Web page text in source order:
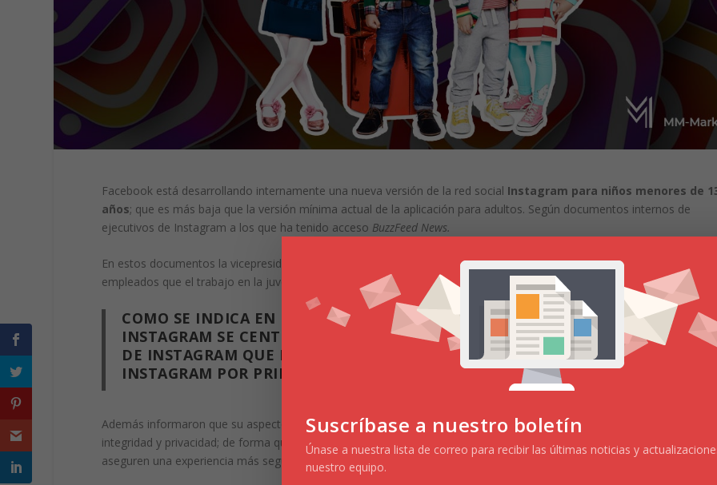
Facebook está desarrollando internamente una nueva versión de la red social Instagram para niños menores de
años; que es más baja que la versión mínima actual de la aplicación para adultos. Según documentos internos de
ejecutivos de Instagram a los que ha tenido acceso BuzzFeed News.
En estos documentos la vicepresidenta de Producto de Instagram, Vishal Shah, aseguró el pasado jueves a sus
empleados que el trabajo en la juventud se ha identificado como prioridad, para la primera mitad del 2021.
COMO SE INDICA EN EL DOCUMENTO, EL GRUPO DE PRODUCTOS DE
INSTAGRAM SE CENTRARÁ DE ESTA MANERA EN
«DESARROLLAR UNA VERSIÓN
DE INSTAGRAM QUE PERMITA A LOS MENORES DE 13 AÑOS UTILIZAR
INSTAGRAM POR PRIMERA VEZ».
Además informaron que su aspecto adicional se centrará en crear una plataforma segura y que se acelere el trabajo
integridad y privacidad; de forma que su versión principal, además de
Instagram para niños
menores de 13 años,
aseguren una experiencia más segura posible para adolescentes.
Suscríbase a nuestro boletín
Únase a nuestra lista de correo para recibir las últimas noticias y
nuestro equipo.